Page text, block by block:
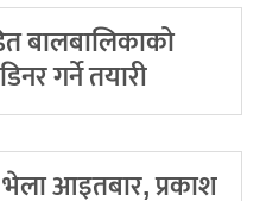
बालबालिकाको
गर्ने तयारी
आइतबार, प्रकाश